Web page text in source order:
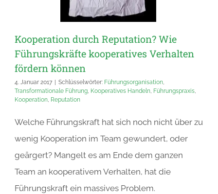
Kooperation durch Reputation? Wie
Führungskräfte kooperatives Verhalten
fördern können
4. Januar 2017 Schlüsselwörter: Führungsorganisation,
Transformationale Führung, Kooperatives Handeln, Führungspraxis,
Kooperation, Reputation
Welche Führungskraft hat sich noch nicht über zu
wenig Kooperation im Team gewundert, oder
geärgert? Mangelt es am Ende dem ganzen
Team an kooperativem Verhalten, hat die
Führungskraft ein massives Problem.